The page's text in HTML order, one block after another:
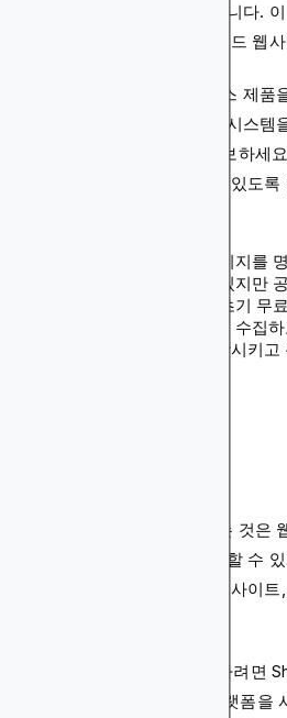
으로 수익화할 수 있게 해줍니다.
계 전문가 사이트, 개인 브랜드 웹
이 전략을 구현하려면 서비스 제
같은 도구를 사용하여 예약 시스템
트워크를 통해 서비스를 홍보하세
이 디지털 전략을 개선할 수 있도
전문 분야와 서비스 패키지를
경험에 기반한 경쟁력 있지만
고객을 유치하기 위해 초기 무
만족한 고객의 추천서를 수집
지속적으로 기술을 향상시키
전자상거래 기능을 통합하는 것은
적 또는 디지털 제품을 판매할 수
틈새 제품 사이트, 브랜드 웹사이
전자상거래를 통해 수익화하려면
WooCommerce와 같은 플랫폼을